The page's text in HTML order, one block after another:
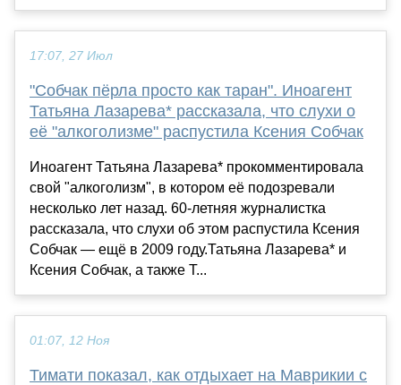
17:07, 27 Июл
"Собчак пёрла просто как таран". Иноагент
Татьяна Лазарева* рассказала, что слухи о
её "алкоголизме" распустила Ксения Собчак
Иноагент Татьяна Лазарева* прокомментировала
свой "алкоголизм", в котором её подозревали
несколько лет назад. 60-летняя журналистка
рассказала, что слухи об этом распустила Ксения
Собчак — ещё в 2009 году.Татьяна Лазарева* и
Ксения Собчак, а также Т...
01:07, 12 Ноя
Тимати показал, как отдыхает на Маврикии с